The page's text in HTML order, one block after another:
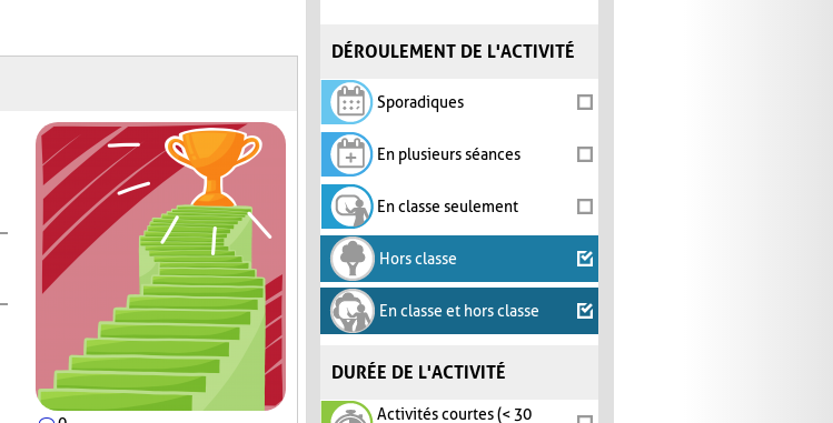
DÉROULEMENT DE L'ACTIVITÉ
Sporadiques
En plusieurs séances
En classe seulement
Hors classe
En classe et hors classe
DURÉE DE L'ACTIVITÉ
Activités courtes (< 30